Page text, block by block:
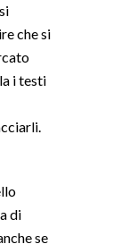
che si
i testi
di
se